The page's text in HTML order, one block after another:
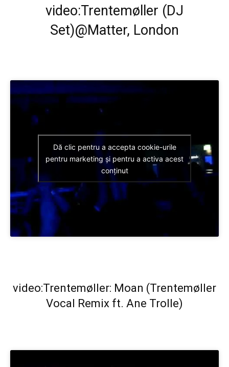
video:Trentemøller (DJ
Set)@Matter, London
Dă clic pentru a accepta cookie-urile
pentru marketing și pentru a activa acest
conținut
video:Trentemøller: Moan (Trentemøller
Vocal Remix ft. Ane Trolle)